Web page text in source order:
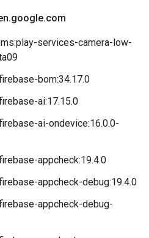
.google.com
services-camera-low-
bom:34.17.0
ai:17.15.0
ai-ondevice:16.0.0-
appcheck:19.4.0
appcheck-debug:19.4.0
appcheck-debug-